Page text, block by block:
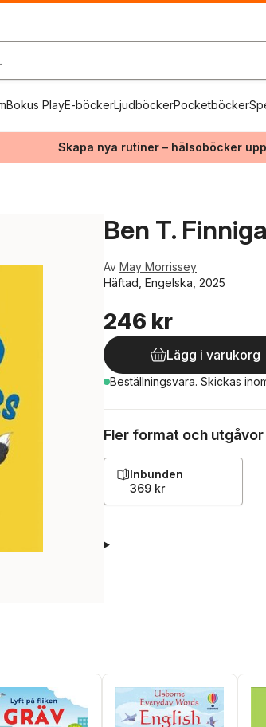
Bokus PlayE-böckerLjudböckerPocketböcker
Skapa nya rutiner – hälsoböcker
Ben T.
Av May Morrissey
Häftad, Engelska, 2025
246 kr
Lägg i varukorg
Beställningsvara. Skickas
Fler format och utgåvor
Inbunden
369 kr